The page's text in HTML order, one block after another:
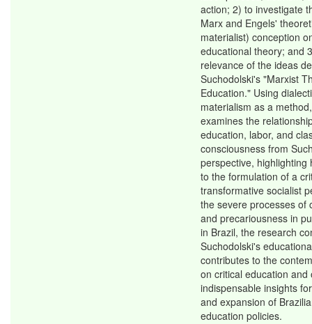
action; 2) to investigate
Marx and Engels'
materialist) conception
educational theory; and
relevance of the ideas
Suchodolski's "Marxist
Education." Using
materialism as a
examines the
education, labor, and
consciousness from
perspective, highlighting
to the formulation of a
transformative socialist
the severe processes of
and precariousness in
in Brazil, the research
Suchodolski's
contributes to the
on critical education and
indispensable insights
and expansion of
education policies.